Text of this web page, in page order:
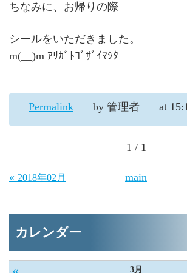
ちなみに、お帰りの際
シールをいただきました。
m(__)m ｱﾘｶﾞﾄｺﾞｻﾞｲﾏｼﾀ
Permalink by 管理者 at
1 / 1
« 2018年02月 main
カレンダー
3月